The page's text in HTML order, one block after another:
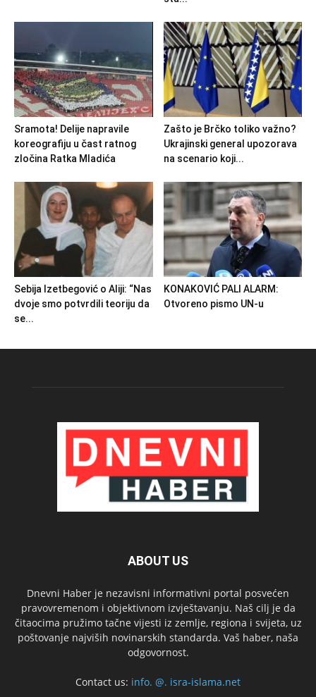
Sramota! Delije napravile
koreografiju u čast ratnog
zločina Ratka Mladića
Zašto je Brčko toliko važno?
Ukrajinski general upozorava
na scenario koji...
Sebija Izetbegović o Aliji: “Nas
dvoje smo potvrdili teoriju da
se...
KONAKOVIĆ PALI ALARM:
Otvoreno pismo UN-u
ABOUT US
Dnevni Haber je nezavisni informativni portal posvećen
pravovremenom i objektivnom izvještavanju. Naš cilj je da
čitaocima pružimo tačne vijesti iz zemlje, regiona i svijeta, uz
poštovanje najviših novinarskih standarda. Vaš haber, naša
odgovornost.
Contact us: info. @. isra-islama.net